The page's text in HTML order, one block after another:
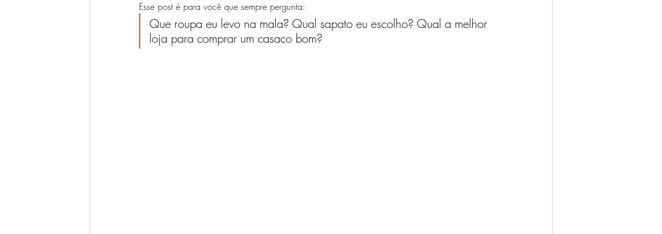
Esse post é para você que sempre pergunta:
Que roupa eu levo na mala? Qual sapato eu escolho? Qual a melhor
loja para comprar um casaco bom?